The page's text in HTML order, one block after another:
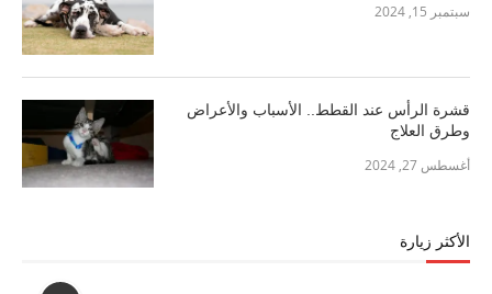
سبتمبر 15, 2024
قشرة الرأس عند القطط.. الأسباب والأعراض
وطرق العلاج
أغسطس 27, 2024
الأكثر زيارة